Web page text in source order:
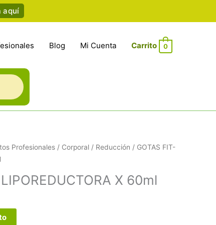
aquí
Blog Mi Cuenta 0
Profesionales / Corporal / Reducción / GOTAS FIT-
X 60ml